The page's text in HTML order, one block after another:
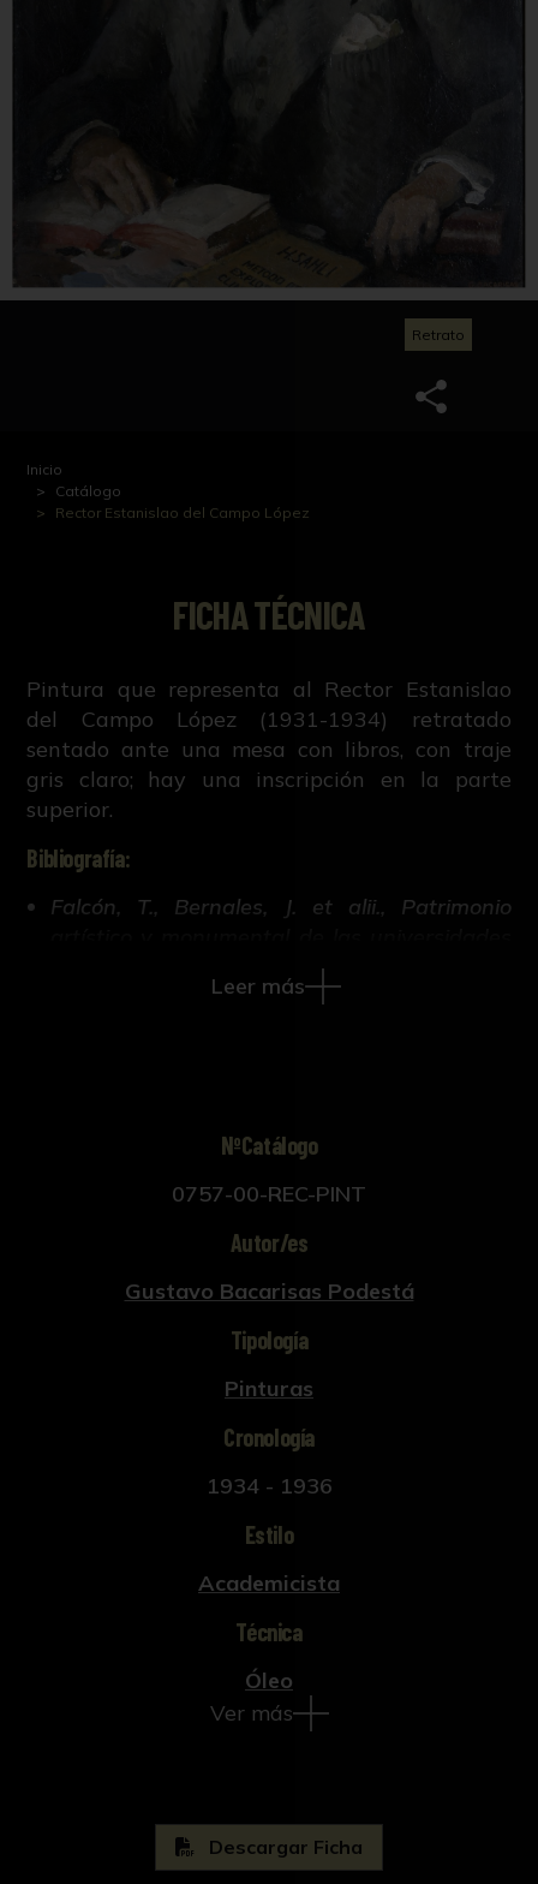
Retrato
Inicio
Catálogo
Rector Estanislao del Campo López
FICHA TÉCNICA
Pintura que representa al Rector Estanislao
del Campo López (1931-1934) retratado
sentado ante una mesa con libros, con traje
gris claro; hay una inscripción en la parte
superior.
Bibliografía:
Falcón, T., Bernales, J. et alii., Patrimonio
Serrera, J.R.; Mantero, R., V Centenario. La
Universidad de Sevilla 1505-2005.
(Universidad de Sevilla y Fundación El
Leer más
NºCatálogo
0757-00-REC-PINT
Autor/es
Gustavo Bacarisas Podestá
Tipología
Pinturas
Cronología
1934 - 1936
Estilo
Academicista
Técnica
Óleo
Ver más
Descargar Ficha